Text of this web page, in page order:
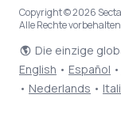
Copyright © 2026
Alle Rechte
Die einzige
English • Español •
• Nederlands •